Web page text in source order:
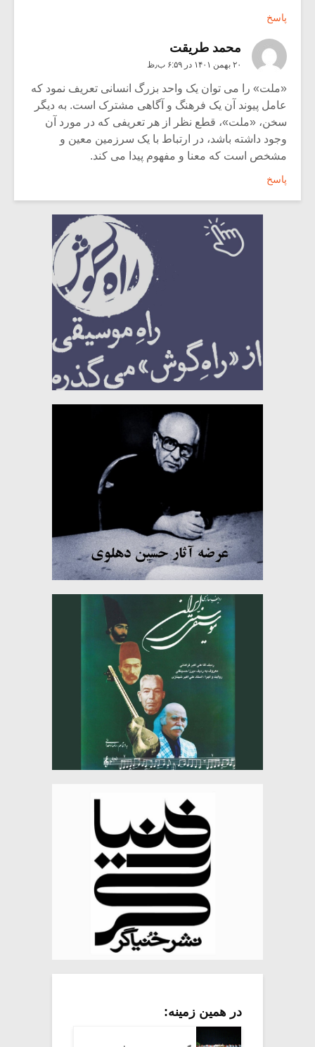
پاسخ
محمد طریقت
۲۰ بهمن ۱۴۰۱ در ۶:۵۹ ب٫ظ
«ملت» را مى توان یک واحد بزرگ انسانى تعریف نمود که
عامل پیوند آن یک فرهنگ و آگاهى مشترک است. به دیگر
سخن، «ملت»، قطع نظر از هر تعریفى که در مورد آن
وجود داشته باشد، در ارتباط با یک سرزمین معین و
مشخص است که معنا و مفهوم پیدا مى کند.
پاسخ
در همین زمینه: